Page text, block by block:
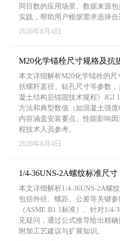
同目数的应用场景。数据来源
实践，帮助用户根据需求选择合
2026年8月4日
M20化学锚栓尺寸规格及抗
本文详细解析M20化学锚栓的
括螺杆直径、钻孔尺寸等参数
凝土结构后锚固技术规程》JGJ
方法和典型数值（如混凝土强度
内容涵盖安装要点、性能影响
程技术人员参考。
2026年8月4日
1/4-36UNS-2A螺纹标准尺寸
本文详细解析1/4-36UNS-2A螺
包括外径、螺距、公差等关键
（ASME B1.1标准）。针对1/4-
见疑问，通过公式推导给出精
附加工艺建议与扩展知识。